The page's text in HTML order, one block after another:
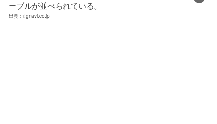
出典：r.gnavi.co.jp